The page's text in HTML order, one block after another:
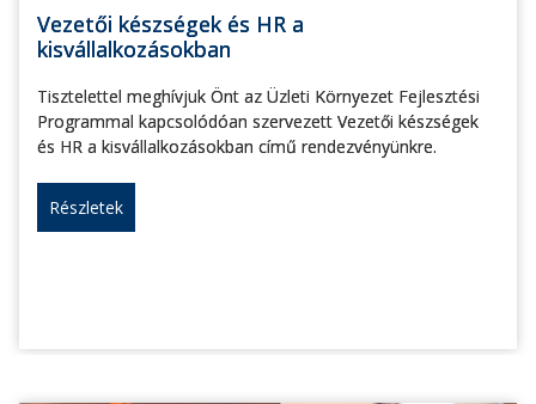
Vezetői készségek és HR a
kisvállalkozásokban
Tisztelettel meghívjuk Önt az Üzleti Környezet Fejlesztési
Programmal kapcsolódóan szervezett Vezetői készségek
és HR a kisvállalkozásokban című rendezvényünkre.
Részletek